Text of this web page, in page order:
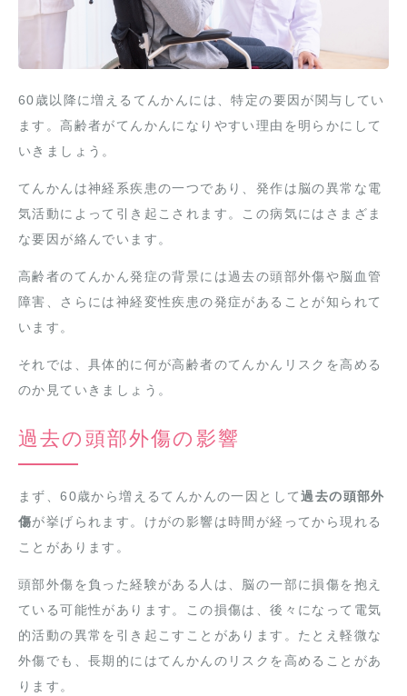
60歳以降に増えるてんかんには、特定の要因が関与してい
ます。高齢者がてんかんになりやすい理由を明らかにして
いきましょう。
てんかんは神経系疾患の一つであり、発作は脳の異常な電
気活動によって引き起こされます。この病気にはさまざま
な要因が絡んでいます。
高齢者のてんかん発症の背景には過去の頭部外傷や脳血管
障害、さらには神経変性疾患の発症があることが知られて
います。
それでは、具体的に何が高齢者のてんかんリスクを高める
のか見ていきましょう。
過去の頭部外傷の影響
まず、60歳から増えるてんかんの一因として過去の頭部外
傷が挙げられます。けがの影響は時間が経ってから現れる
ことがあります。
頭部外傷を負った経験がある人は、脳の一部に損傷を抱え
ている可能性があります。この損傷は、後々になって電気
的活動の異常を引き起こすことがあります。たとえ軽微な
外傷でも、長期的にはてんかんのリスクを高めることがあ
ります。